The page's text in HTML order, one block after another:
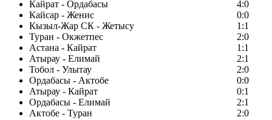
Кайрат - Ордабасы
4:0
Кайсар - Женис
0:0
Кызыл-Жар СК - Жетысу
1:1
Туран - Окжетпес
2:0
Астана - Кайрат
1:1
Атырау - Елимай
2:1
Тобол - Улытау
2:0
Ордабасы - Актобе
0:0
Атырау - Кайрат
0:1
Ордабасы - Елимай
2:1
Актобе - Туран
2:0